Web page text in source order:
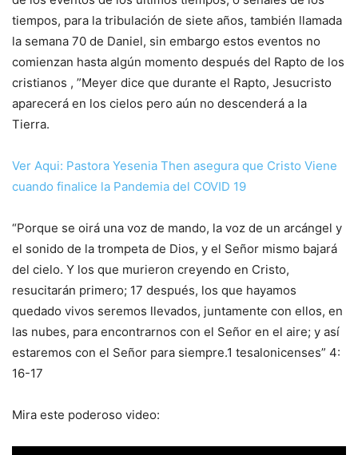
tiempos, para la tribulación de siete años, también llamada
la semana 70 de Daniel, sin embargo estos eventos no
comienzan hasta algún momento después del Rapto de los
cristianos , ”Meyer dice que durante el Rapto, Jesucristo
aparecerá en los cielos pero aún no descenderá a la
Tierra.
Ver Aqui: Pastora Yesenia Then asegura que Cristo Viene
cuando finalice la Pandemia del COVID 19
“Porque se oirá una voz de mando, la voz de un arcángel y
el sonido de la trompeta de Dios, y el Señor mismo bajará
del cielo. Y los que murieron creyendo en Cristo,
resucitarán primero; 17 después, los que hayamos
quedado vivos seremos llevados, juntamente con ellos, en
las nubes, para encontrarnos con el Señor en el aire; y así
estaremos con el Señor para siempre.1 tesalonicenses” 4:
16-17
Mira este poderoso video: